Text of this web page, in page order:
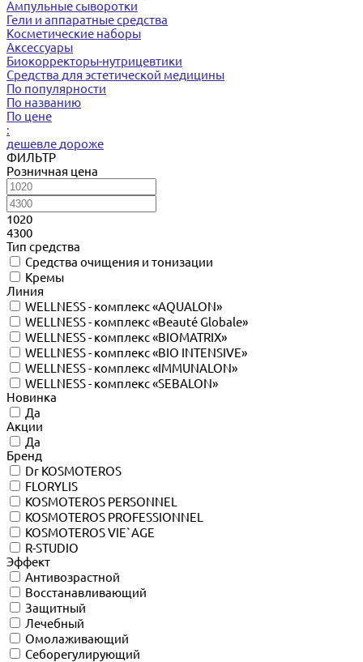
Ампульные сыворотки
Гели и аппаратные средства
Косметические наборы
Аксессуары
Биокорректоры-нутрицевтики
Средства для эстетической медицины
По популярности
По названию
По цене
:
дешевле дороже
ФИЛЬТР
Розничная цена
1020
4300
Тип средства
Cредства очищения и тонизации
Кремы
Линия
WELLNESS - комплекс «AQUALON»
WELLNESS - комплекс «Beauté Globale»
WELLNESS - комплекс «BIOMATRIX»
WELLNESS - комплекс «BIO INTENSIVE»
WELLNESS - комплекс «IMMUNALON»
WELLNESS - комплекс «SEBALON»
Новинка
Да
Акции
Да
Бренд
Dr KOSMOTEROS
FLORYLIS
KOSMOTEROS PERSONNEL
KOSMOTEROS PROFESSIONNEL
KOSMOTEROS VIE`AGE
R-STUDIO
Эффект
Антивозрастной
Восстанавливающий
Защитный
Лечебный
Омолаживающий
Себорегулирующий